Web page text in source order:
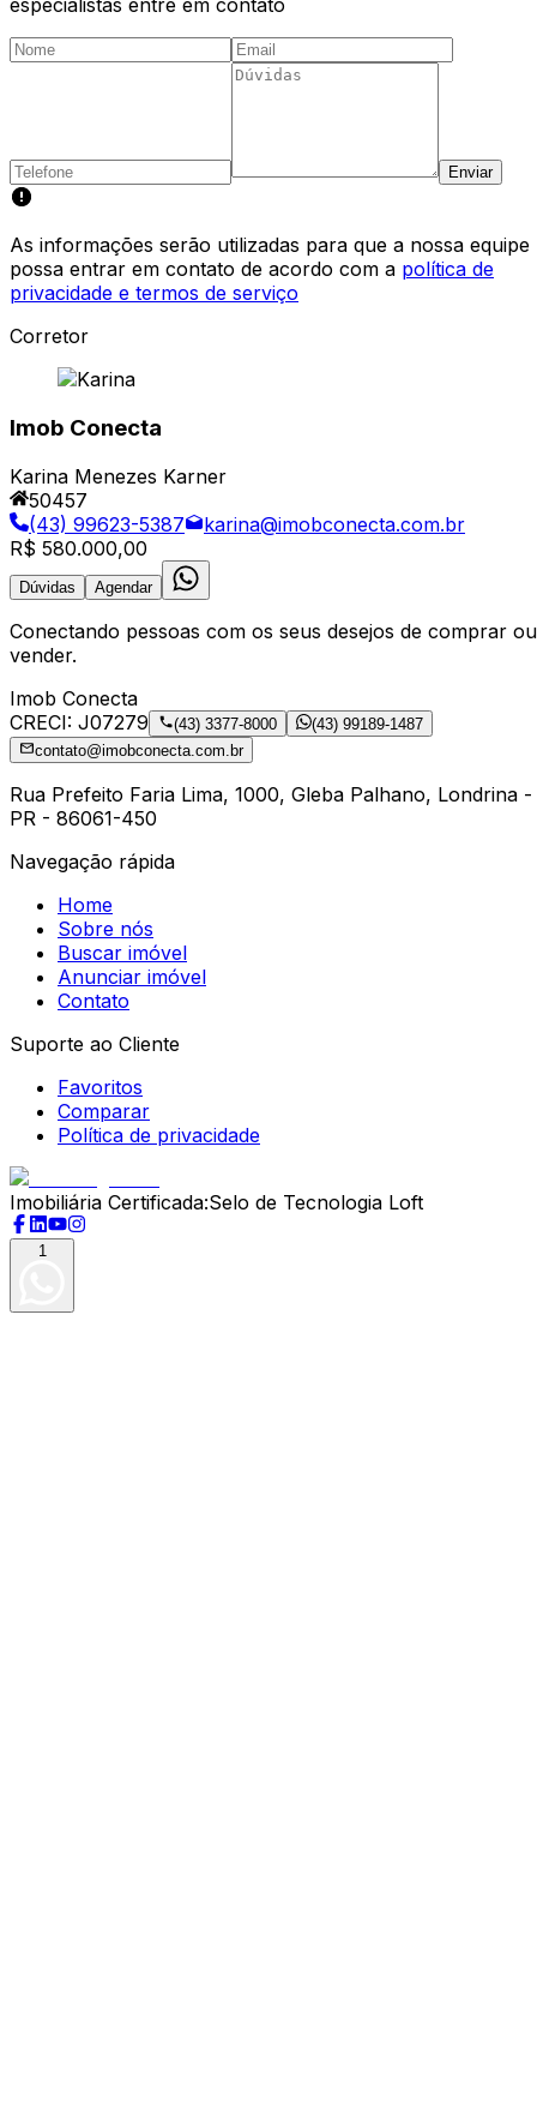
especialistas entre em contato
Enviar
As informações serão utilizadas para que a nossa equipe
possa entrar em contato de acordo com a política de
privacidade e termos de serviço
Corretor
Imob Conecta
Karina Menezes Karner
50457
(43) 99623-5387
karina@imobconecta.com.br
R$ 580.000,00
Dúvidas Agendar
Conectando pessoas com os seus desejos de comprar ou
vender.
Imob Conecta
CRECI: J07279 (43) 3377-8000
(43) 99189-1487
contato@imobconecta.com.br
Rua Prefeito Faria Lima, 1000, Gleba Palhano, Londrina -
PR - 86061-450
Navegação rápida
Home
Sobre nós
Buscar imóvel
Anunciar imóvel
Contato
Suporte ao Cliente
Favoritos
Comparar
Política de privacidade
Imobiliária Certificada:Selo de Tecnologia Loft
1